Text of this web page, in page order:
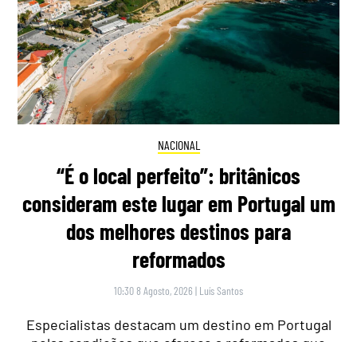
NACIONAL
“É o local perfeito”: britânicos
consideram este lugar em Portugal um
dos melhores destinos para
reformados
10:30 8 Agosto, 2026 | Luís Santos
Especialistas destacam um destino em Portugal